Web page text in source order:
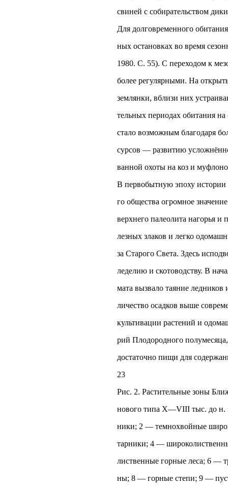
свиней с собирательством
Для долговременного
ных остановках во время
1980. С. 55). С переходом к
более регулярными. На
землянки, вблизи них
тельных периодах обитания
стало возможным благодаря
сурсов — развитию
ванной охоты на коз и
В первобытную эпоху истории
го общества огромное
верхнего палеолита нагорья и
лезных злаков и легко
за Старого Света. Здесь
леделию и скотоводству. В
мата вызвало таяние
личество осадков выше
культивации растений и
рий Плодородного
достаточно пищи для
23
Рис. 2. Растительные зоны
нового типа Х—VIII тыс. до н.
ники; 2 — темнохвойные
тарники; 4 —
лиственные горные леса; 6 —
ны; 8 — горные степи; 9 —